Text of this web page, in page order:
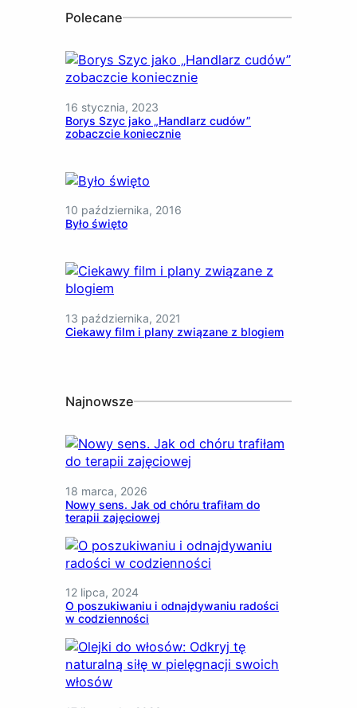
Polecane
16 stycznia, 2023
Borys Szyc jako „Handlarz cudów”
zobaczcie koniecznie
10 października, 2016
Było święto
13 października, 2021
Ciekawy film i plany związane z blogiem
Najnowsze
18 marca, 2026
Nowy sens. Jak od chóru trafiłam do
terapii zajęciowej
12 lipca, 2024
O poszukiwaniu i odnajdywaniu radości
w codzienności